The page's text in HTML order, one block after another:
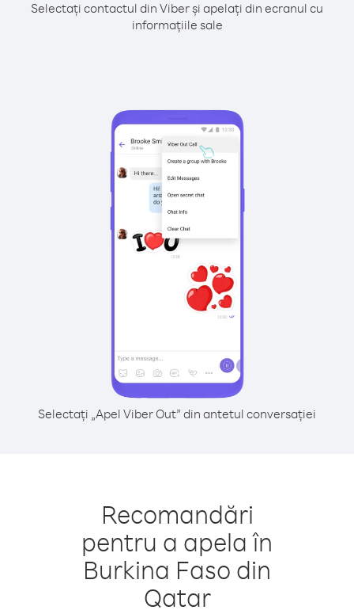
Selectați contactul din Viber și apelați din ecranul cu
informațiile sale
Selectați „Apel Viber Out” din antetul conversației
Recomandări
pentru a apela în
Burkina Faso din
Qatar